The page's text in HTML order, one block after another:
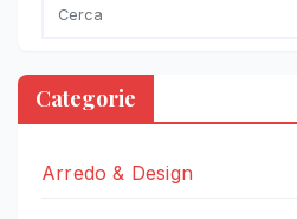
Categorie
Arredo & Design